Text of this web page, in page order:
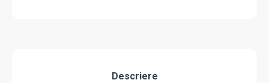
Descriere